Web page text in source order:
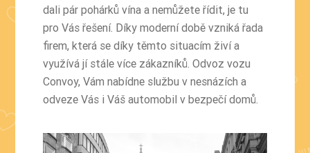
dali pár pohárků vína a nemůžete řídit, je tu
pro Vás řešení. Díky moderní době vzniká řada
firem, která se díky těmto situacím živí a
využívá jí stále více zákazníků.Odvoz vozu
Convoy, Vám nabídne službu v nesnázích a
odveze Vás i Váš automobil v bezpečí domů.